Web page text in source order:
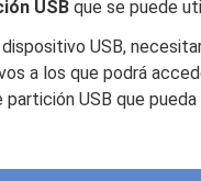
USB que se puede
USB,
a los que podrá
USB que pueda